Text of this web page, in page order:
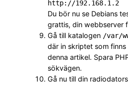
http://192.168.1.2
Du bör nu se Debians
grattis, din webbserver
Gå till katalogen /var/
där in skriptet som
denna artikel. Spara
sökvägen.
Gå nu till din